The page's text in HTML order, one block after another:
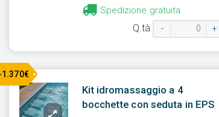
Spedizione gratuita
Q.tà - +
Kit idromassaggio a 4
bocchette con seduta in EPS